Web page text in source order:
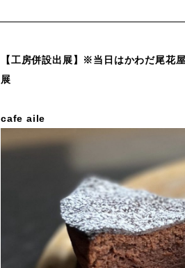
【工房併設出展】※当日はかわだ尾花
展
cafe aile